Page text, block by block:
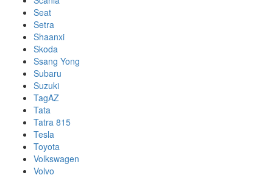
Seat
Setra
Shaanxi
Skoda
Ssang Yong
Subaru
Suzuki
TagAZ
Tata
Tatra 815
Tesla
Toyota
Volkswagen
Volvo